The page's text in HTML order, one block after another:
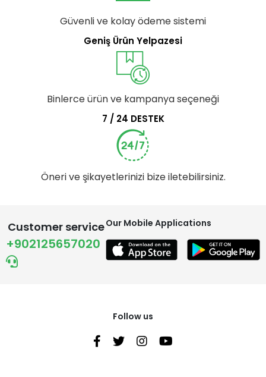
Güvenli ve kolay ödeme sistemi
Geniş Ürün Yelpazesi
Binlerce ürün ve kampanya seçeneği
7 / 24 DESTEK
Öneri ve şikayetlerinizi bize iletebilirsiniz.
Customer service
+902125657020
Our Mobile Applications
Follow us